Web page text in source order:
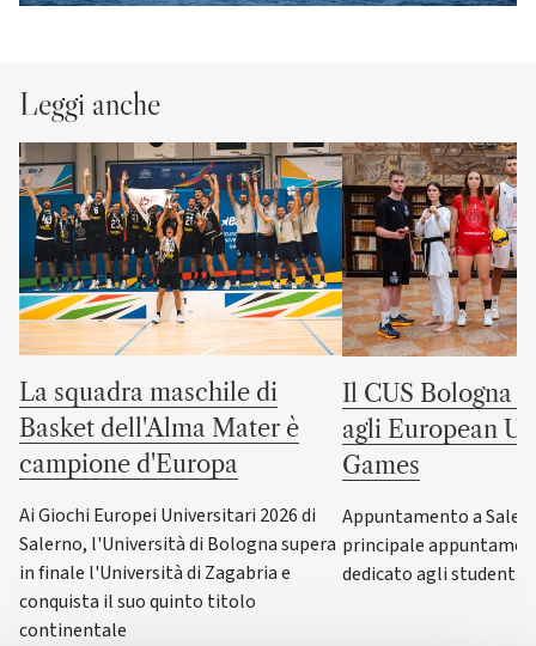
Leggi anche
La squadra maschile di
Basket dell'Alma Mater è
campione d'Europa
Ai Giochi Europei Universitari 2026 di
Salerno, l'Università di Bologna supera
in finale l'Università di Zagabria e
conquista il suo quinto titolo
continentale
Il CUS Bologna
agli European
Games
Appuntamento a
principale
dedicato agli